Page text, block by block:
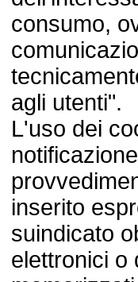
consumo,
agli utenti".
L'uso dei
inserito
suindicato
elettronici o